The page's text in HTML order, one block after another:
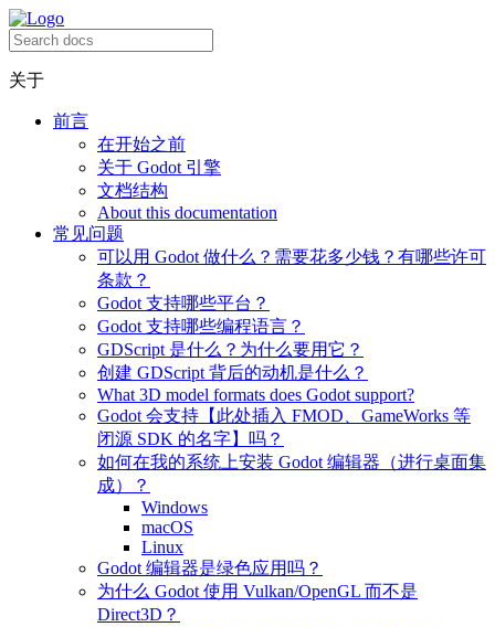
关于
前言
在开始之前
关于 Godot 引擎
文档结构
About this documentation
常见问题
可以用 Godot 做什么？需要花多少钱？有哪些许可
条款？
Godot 支持哪些平台？
Godot 支持哪些编程语言？
GDScript 是什么？为什么要用它？
创建 GDScript 背后的动机是什么？
What 3D model formats does Godot support?
Godot 会支持【此处插入 FMOD、GameWorks 等
闭源 SDK 的名字】吗？
如何在我的系统上安装 Godot 编辑器（进行桌面集
成）？
Windows
macOS
Linux
Godot 编辑器是绿色应用吗？
为什么 Godot 使用 Vulkan/OpenGL 而不是
Direct3D？